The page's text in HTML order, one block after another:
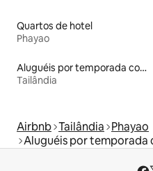
Quartos de hotel
Phayao
Aluguéis por temporada com café da manhã
Tailândia
Airbnb Tailândia Phayao
Aluguéis por temporada